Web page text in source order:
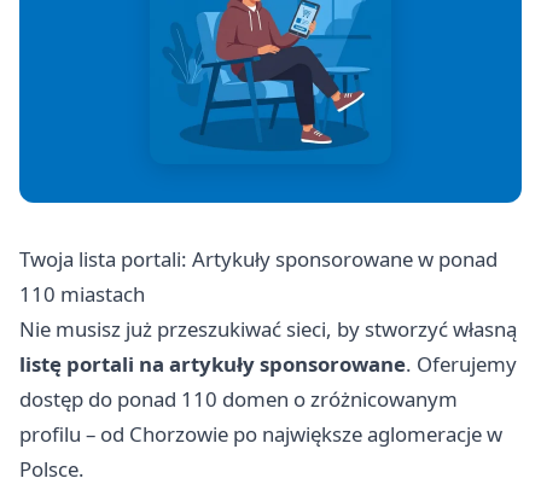
Twoja lista portali: Artykuły sponsorowane w ponad
110 miastach
Nie musisz już przeszukiwać sieci, by stworzyć własną
listę portali na artykuły sponsorowane. Oferujemy
dostęp do ponad 110 domen o zróżnicowanym
profilu – od Chorzowie po największe aglomeracje w
Polsce.